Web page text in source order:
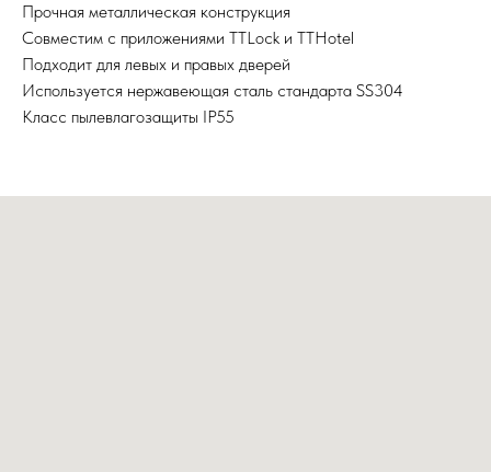
Прочная металлическая конструкция
Совместим с приложениями TTLock и TTHotel
Подходит для левых и правых дверей
Используется нержавеющая сталь стандарта SS304
Класс пылевлагозащиты IP55